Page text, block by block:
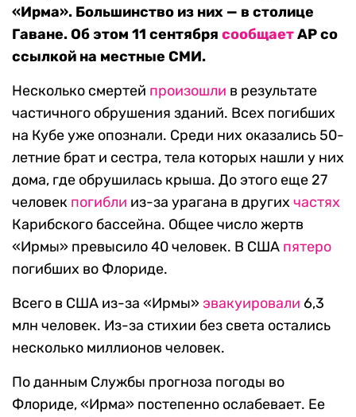
«Ирма». Большинство из них — в столице
Гаване. Об этом 11 сентября сообщаетAP со
ссылкой на местные СМИ.
Несколько смертей произошли в результате
частичного обрушения зданий. Всех погибших
на Кубе уже опознали. Среди них оказались 50-
летние брат и сестра, тела которых нашли у них
дома, где обрушилась крыша. До этого еще 27
человек погибли из-за урагана в других частях
Карибского бассейна. Общее число жертв
«Ирмы» превысило 40 человек. В США пятеро
погибших во Флориде.
Всего в США из-за «Ирмы» эвакуировали 6,3
млн человек. Из-за стихии без света остались
несколько миллионов человек.
По данным Службы прогноза погоды во
Флориде, «Ирма» постепенно ослабевает. Ее